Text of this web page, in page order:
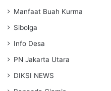
Manfaat Buah Kurma
Sibolga
Info Desa
PN Jakarta Utara
DIKSI NEWS